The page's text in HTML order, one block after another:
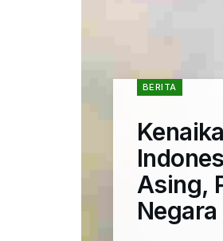
BERITA
Asing,